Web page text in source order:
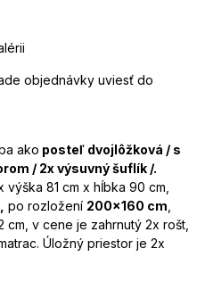
objednávky uviesť do
ako posteľ dvojlôžková / s
/ 2x výsuvný šuflík /.
81 cm x hĺbka 90 cm,
po rozložení 200x160 cm
cm, v cene je zahrnutý 2x rošt,
Úložný priestor je 2x